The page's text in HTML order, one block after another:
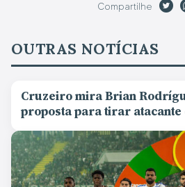
Compartilhe
OUTRAS NOTÍCIAS
Cruzeiro mira Brian
proposta para tirar